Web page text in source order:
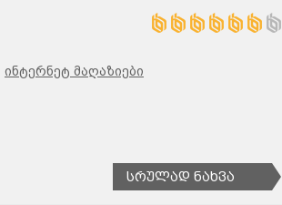
ინტერნეტ მაღაზიები
Სრულად Ნახვა